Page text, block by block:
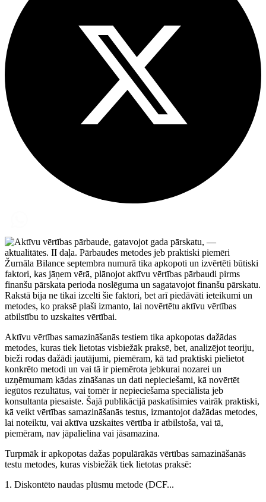
Žurnāla Bilance septembra numurā tika apkopoti un izvērtēti būtiski
faktori, kas jāņem vērā, plānojot aktīvu vērtības pārbaudi pirms
finanšu pārskata perioda noslēguma un sagatavojot finanšu pārskatu.
Rakstā bija ne tikai izcelti šie faktori, bet arī piedāvāti ieteikumi un
metodes, ko praksē plaši izmanto, lai novērtētu aktīvu vērtības
atbilstību to uzskaites vērtībai.
Aktīvu vērtības samazināšanās testiem tika apkopotas dažādas
metodes, kuras tiek lietotas visbiežāk praksē, bet, analizējot teoriju,
bieži rodas dažādi jautājumi, piemēram, kā tad praktiski pielietot
konkrēto metodi un vai tā ir piemērota jebkurai nozarei un
uzņēmumam kādas zināšanas un dati nepieciešami, kā novērtēt
iegūtos rezultātus, vai tomēr ir nepieciešama speciālista jeb
konsultanta piesaiste. Šajā publikācijā paskatīsimies vairāk praktiski,
kā veikt vērtības samazināšanās testus, izmantojot dažādas metodes,
lai noteiktu, vai aktīva uzskaites vērtība ir atbilstoša, vai tā,
piemēram, nav jāpalielina vai jāsamazina.
Turpmāk ir apkopotas dažas populārākās vērtības samazināšanās
testu metodes, kuras visbiežāk tiek lietotas praksē:
1. Diskontēto naudas plūsmu metode (DCF...